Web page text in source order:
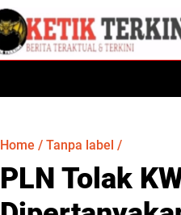
Home / Tanpa label /
PLN Tolak